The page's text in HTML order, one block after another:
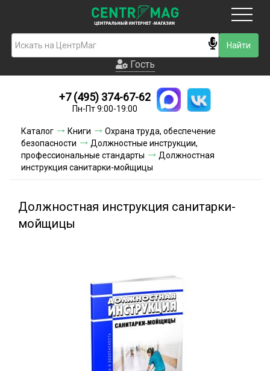
Гость
Новинки
Условия доставки
Условия оплаты
Акции и скидки
Гость
+7 (495) 374-67-62
Пн-Пт 9:00-19:00
Каталог Книги
Охрана труда, обеспечение
безопасности
Должностные инструкции,
профессиональные стандарты
Должностная
инструкция санитарки-мойщицы
Должностная инструкция санитарки-
мойщицы